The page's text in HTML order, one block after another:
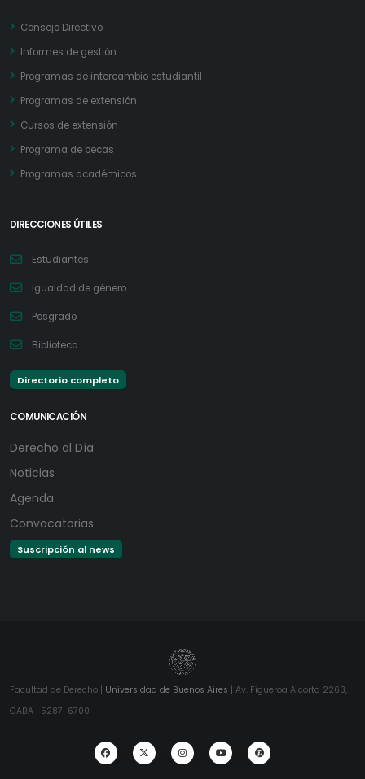
Consejo Directivo
Informes de gestión
Programas de intercambio estudiantil
Programas de extensión
Cursos de extensión
Programa de becas
Programas académicos
DIRECCIONES ÚTILES
Estudiantes
Igualdad de género
Posgrado
Biblioteca
Directorio completo
COMUNICACIÓN
Derecho al Día
Noticias
Agenda
Convocatorias
Suscripción al news
Facultad de Derecho | Universidad de Buenos Aires | Av. Figueroa Alcorta 2263,
CABA | 5287-6700